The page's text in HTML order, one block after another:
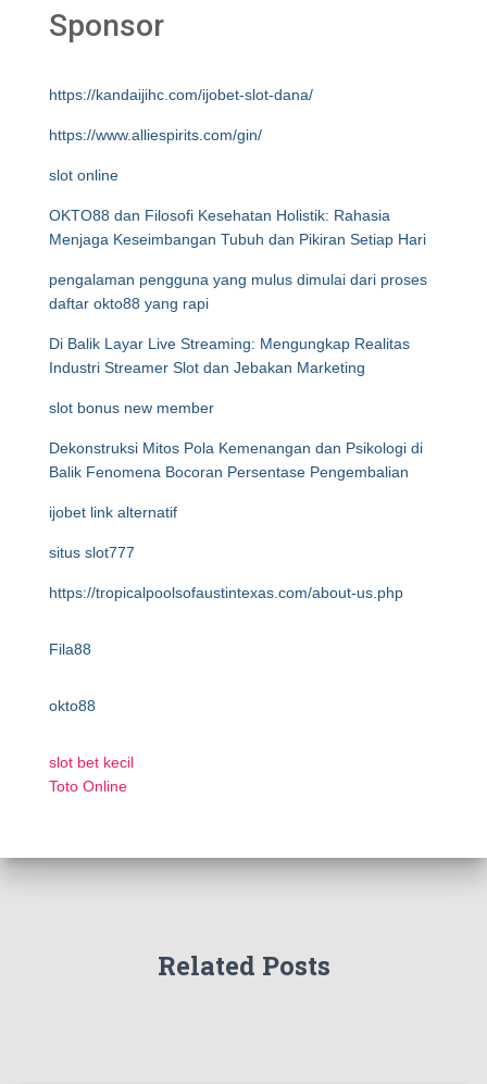
Sponsor
https://kandaijihc.com/ijobet-slot-dana/
https://www.alliespirits.com/gin/
slot online
OKTO88 dan Filosofi Kesehatan Holistik: Rahasia
Menjaga Keseimbangan Tubuh dan Pikiran Setiap Hari
pengalaman pengguna yang mulus dimulai dari proses
daftar okto88 yang rapi
Di Balik Layar Live Streaming: Mengungkap Realitas
Industri Streamer Slot dan Jebakan Marketing
slot bonus new member
Dekonstruksi Mitos Pola Kemenangan dan Psikologi di
Balik Fenomena Bocoran Persentase Pengembalian
ijobet link alternatif
situs slot777
https://tropicalpoolsofaustintexas.com/about-us.php
Fila88
okto88
slot bet kecil
Toto Online
Related Posts